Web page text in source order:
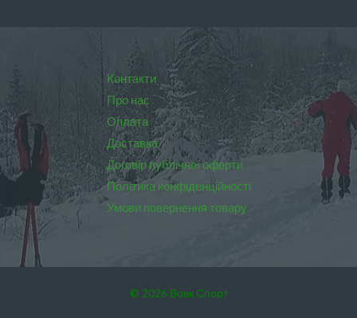
Контакти
Про нас
Оплата
Доставка
Договір публічної оферти
Політика конфіденційності
Умови повернення товару
© 2026 Вовк Спорт